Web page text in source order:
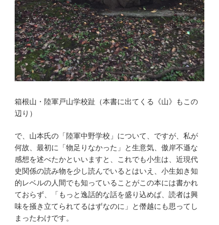
箱根山・陸軍戸山学校趾（本書に出てくる《山》もこの
辺り）
で、山本氏の「陸軍中野学校」について、ですが、私が
何故、最初に「物足りなかった」と生意気、傲岸不遜な
感想を述べたかといいますと、これでも小生は、近現代
史関係の読み物を少し読んでいるとはいえ、小生如き知
的レベルの人間でも知っていることがこの本には書かれ
ておらず、「もっと逸話的な話を盛り込めば、読者は興
味を掻き立てられてるはずなのに」と僭越にも思ってし
まったわけです。